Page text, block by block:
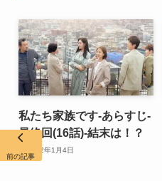
私たち家族です-あらすじ-
最終回(16話)-結末は！？
2022年1月4日
前の記事